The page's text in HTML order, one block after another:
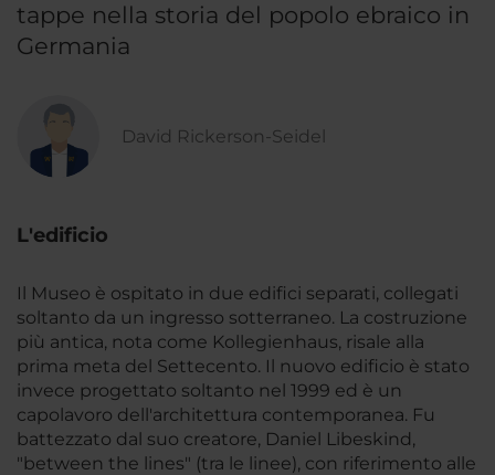
tappe nella storia del popolo ebraico in
Germania
David Rickerson-Seidel
L'edificio
Il Museo è ospitato in due edifici separati, collegati
soltanto da un ingresso sotterraneo. La costruzione
più antica, nota come Kollegienhaus, risale alla
prima meta del Settecento. Il nuovo edificio è stato
invece progettato soltanto nel 1999 ed è un
capolavoro dell'architettura contemporanea. Fu
battezzato dal suo creatore, Daniel Libeskind,
"between the lines" (tra le linee), con riferimento alle